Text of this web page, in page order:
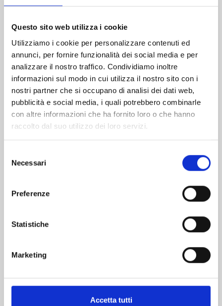
Questo sito web utilizza i cookie
Utilizziamo i cookie per personalizzare contenuti ed
annunci, per fornire funzionalità dei social media e per
analizzare il nostro traffico. Condividiamo inoltre
informazioni sul modo in cui utilizza il nostro sito con i
nostri partner che si occupano di analisi dei dati web,
pubblicità e social media, i quali potrebbero combinarle
con altre informazioni che ha fornito loro o che hanno
raccolto dal suo utilizzo dei loro servizi.
delNecessari
Preferenze
Statistiche
Marketing
Accetta tutti
Altri volumi della serie